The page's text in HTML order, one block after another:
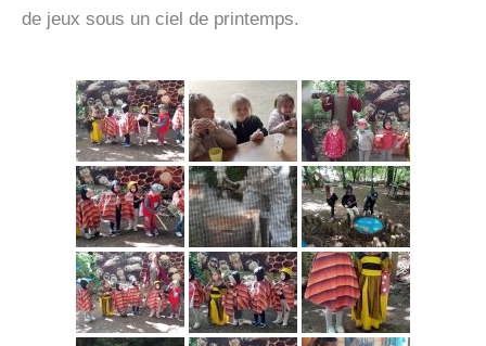
de jeux sous un ciel de printemps.